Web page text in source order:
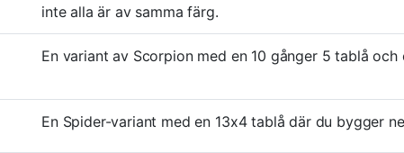
inte alla är av samma färg.
En variant av Scorpion med en 10 gånger 5 tablå
En Spider-variant med en 13x4 tablå där du bygger